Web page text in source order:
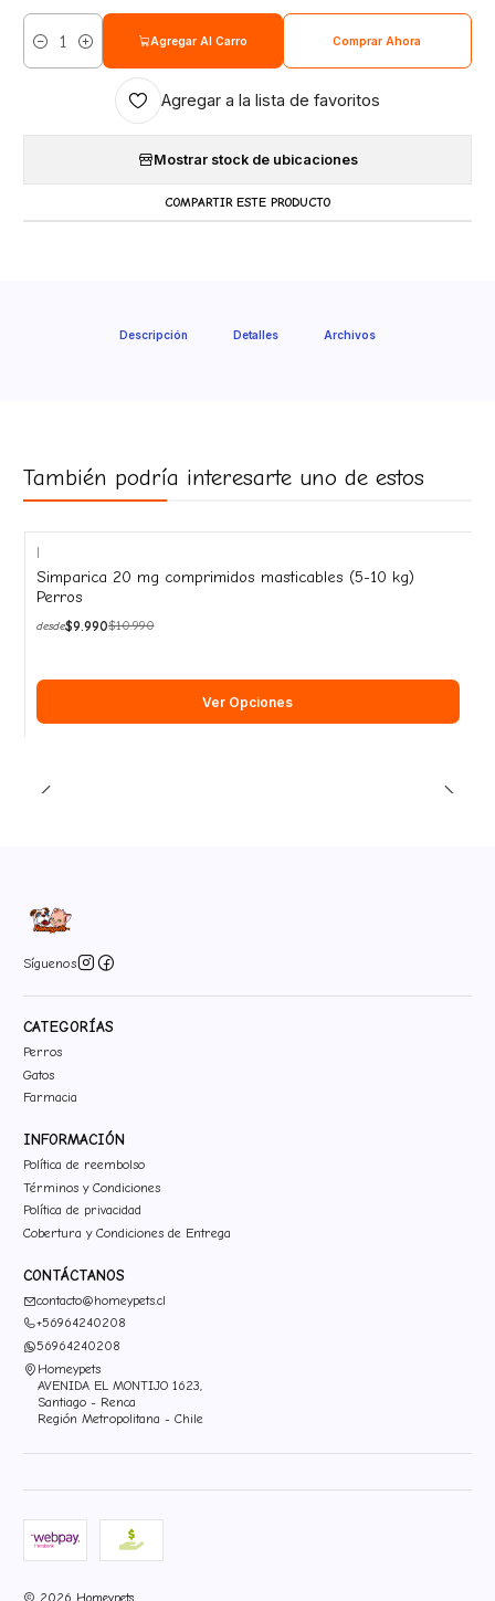
Cantidad
Agregar Al Carro Comprar Ahora
Agregar a la lista de favoritos
Mostrar stock de ubicaciones
COMPARTIR ESTE PRODUCTO
Descripción Detalles Archivos
También podría interesarte uno de estos
-9%
OFF
Simparica 20 mg comprimidos masticables (5-10 kg)
Perros
desde$9.990$10.990
Ver Opciones
Síguenos
CATEGORÍAS
Perros
Gatos
Farmacia
INFORMACIÓN
Política de reembolso
Términos y Condiciones
Política de privacidad
Cobertura y Condiciones de Entrega
CONTÁCTANOS
contacto@homeypets.cl
+56964240208
56964240208
Homeypets
AVENIDA EL MONTIJO 1623,
Santiago - Renca
Región Metropolitana - Chile